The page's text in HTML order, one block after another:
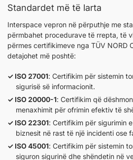
Standardet më të larta
Interspace vepron në përputhje me
përmbahet procedurave të rrepta, të
përmes certifikimeve nga TÜV NORD
detajohet më poshtë:
ISO 27001: Certifikim për sistemin
sigurisë së informacionit.
ISO 20000-1: Certifikim që
menaxhimit për ofrimin efektiv të
ISO 22301: Certifikim për sigurimin
biznesit në rast të një incidenti ose
ISO 45001: Certifikim për sistemin
siguron sigurinë dhe shëndetin në